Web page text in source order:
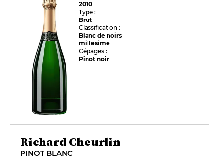
2010
Type :
Brut
Classification :
Blanc de noirs
millésimé
Cépages :
Pinot noir
Richard Cheurlin
PINOT BLANC